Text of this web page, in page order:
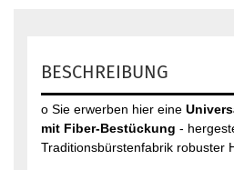
BESCHREIBUNG
o Sie erwerben hier eine
mit Fiber-Bestückung -
Traditionsbürstenfabrik robuster